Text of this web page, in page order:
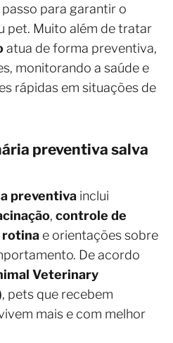
para garantir o
pet. Muito além de tratar
atua de forma preventiva,
monitorando a saúde e
rápidas em situações de
preventiva salva
preventiva inclui
, controle de
rotina e orientações sobre
De acordo
Veterinary
, pets que recebem
mais e com melhor